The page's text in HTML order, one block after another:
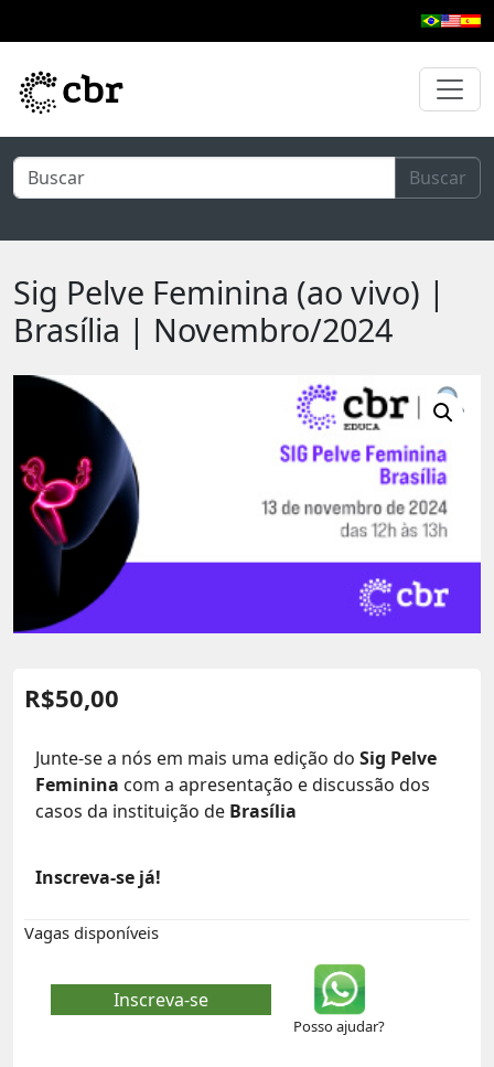
Buscar
Sig Pelve Feminina (ao vivo) |
Brasília | Novembro/2024
R$50,00
Junte-se a nós em mais uma edição do Sig Pelve
Feminina com a apresentação e discussão dos
casos da instituição de Brasília
Inscreva-se já!
Vagas disponíveis
Inscreva-se
Posso ajudar?